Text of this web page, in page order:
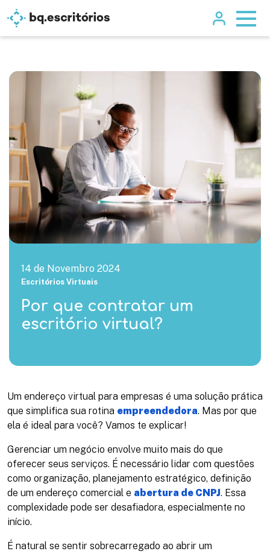
14 de Novembro 2024
Escritórios Virtuais
Por que contratar um
escritório virtual?
Um endereço virtual para empresas é uma solução prática
que simplifica sua rotina empreendedora. Mas por que
ela é ideal para você? Vamos te explicar!
Gerenciar um negócio envolve muito mais do que
oferecer seus serviços. É necessário lidar com questões
como organização, planejamento estratégico, definição
de um endereço comercial e abertura de CNPJ. Essa
complexidade pode ser desafiadora, especialmente no
início.
É natural se sentir sobrecarregado ao abrir um